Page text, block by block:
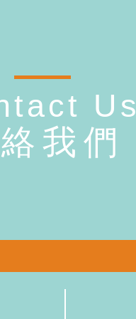
Us
我們